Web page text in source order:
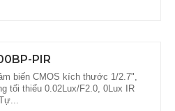
PIR
biến CMOS kích thước 1/2.7",
tối thiểu 0.02Lux/F2.0, 0Lux IR